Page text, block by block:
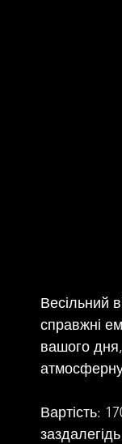
Весільний
справжні
вашого
атмосферну
Вартість:
заздалегідь